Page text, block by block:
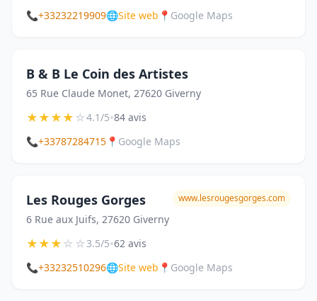
📞+33232219909🌐Site web 📍 Google Maps
B & B Le Coin des Artistes
65 Rue Claude Monet, 27620 Giverny
★★★★☆4.1/5•84 avis
📞+33787284715 📍 Google Maps
Les Rouges Gorges
6 Rue aux Juifs, 27620 Giverny
www.lesrougesgorges.com
★★★☆☆3.5/5•62 avis
📞+33232510296🌐Site web 📍 Google Maps